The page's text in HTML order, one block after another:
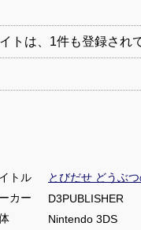
トは、1件も登録され
トル
とびだせ どうぶ
カー
D3PUBLISHER
Nintendo 3DS